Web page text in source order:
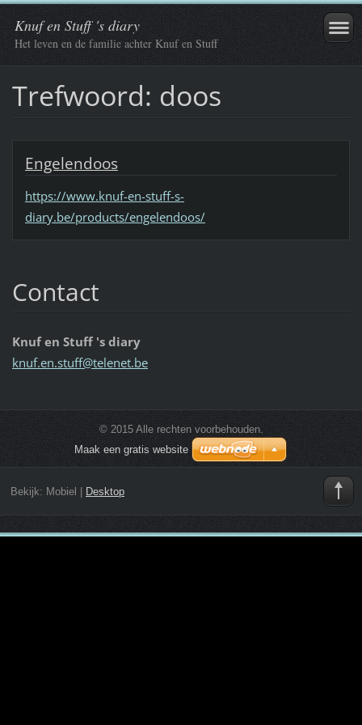
Knuf en Stuff 's diary
Het leven en de familie achter Knuf en Stuff
Trefwoord: doos
Engelendoos
https://www.knuf-en-stuff-s-
diary.be/products/engelendoos/
Contact
Knuf en Stuff 's diary
knuf.en.stuff@telenet.be
© 2015 Alle rechten voorbehouden.
Maak een gratis website
Bekijk: Mobiel Desktop